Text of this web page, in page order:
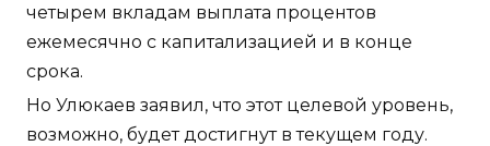
четырем вкладам выплата процентов
ежемесячно с капитализацией и в конце
срока.
Но Улюкаев заявил, что этот целевой уровень,
возможно, будет достигнут в текущем году.